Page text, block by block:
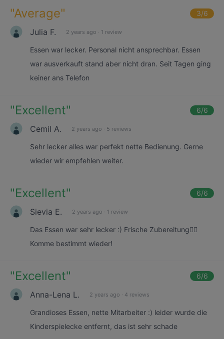
"Average" 3/6
Julia F. 2 years ago · 1 review
Essen war lecker. Personal nicht ansprechbar. Essen
war ausverkauft stand aber nicht dran. Seit Tagen ging
keiner ans Telefon
"Excellent" 6/6
Cemil A. 2 years ago · 5 reviews
Sehr lecker alles war perfekt nette Bedienung. Gerne
wieder wir empfehlen weiter.
"Excellent" 6/6
Sievia E. 2 years ago · 1 review
Das Essen war sehr lecker :) Frische Zubereitung👍🏾
Komme bestimmt wieder!
"Excellent" 6/6
Anna-Lena L. 2 years ago · 4 reviews
Grandioses Essen, nette Mitarbeiter :) leider wurde die
Kinderspielecke entfernt, das ist sehr schade